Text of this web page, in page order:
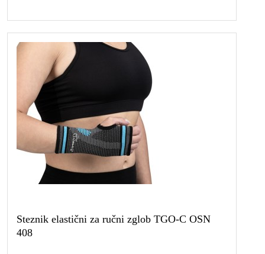
Steznik elastični za ručni zglob TGO-C OSN
408